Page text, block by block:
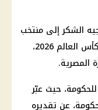
الشكر إلى منتخب
العالم 2026
،
المصرية.
حيث عبّر
عن تقديره